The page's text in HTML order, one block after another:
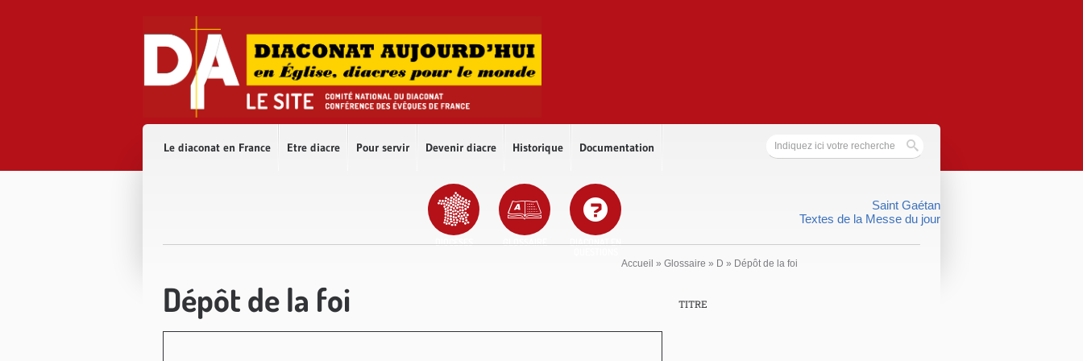
Le diaconat en France Etre diacre Pour servir Devenir diacre Historique Documentation
DIOCÈSES GLOSSAIRE
DIACONAT EN
Saint Gaétan
Textes de la Messe du jour
Accueil » Glossaire » D » Dépôt de la foi
Dépôt de la foi TITRE